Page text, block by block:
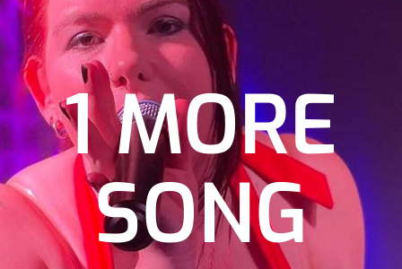
1 MORE
SONG